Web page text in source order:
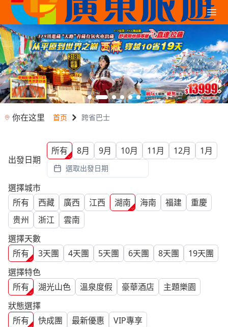
你在这里 首页 跨省巴士
出發日期
所有 8月 9月 10月 11月 12月 1月
選取出發日期
選擇城市
所有
西藏 廣西 江西 湖南 海南 福建
重慶
贵州
浙江
雲南
選擇天數
所有
3天團 4天團 5天團 6天團 8天團 19天團
選擇特色
所有
湖光山色 溫泉度假 豪華酒店
主題樂園
狀態選擇
所有
快成團 最新優惠 VIP專享